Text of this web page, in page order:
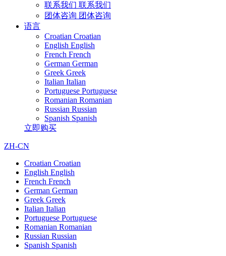
联系我们 联系我们
团体咨询 团体咨询
语言
Croatian Croatian
English English
French French
German German
Greek Greek
Italian Italian
Portuguese Portuguese
Romanian Romanian
Russian Russian
Spanish Spanish
立即购买
ZH-CN
Croatian Croatian
English English
French French
German German
Greek Greek
Italian Italian
Portuguese Portuguese
Romanian Romanian
Russian Russian
Spanish Spanish